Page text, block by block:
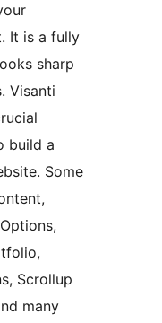
It is a fully
sharp
Visanti
build a
Some
Scrollup
many